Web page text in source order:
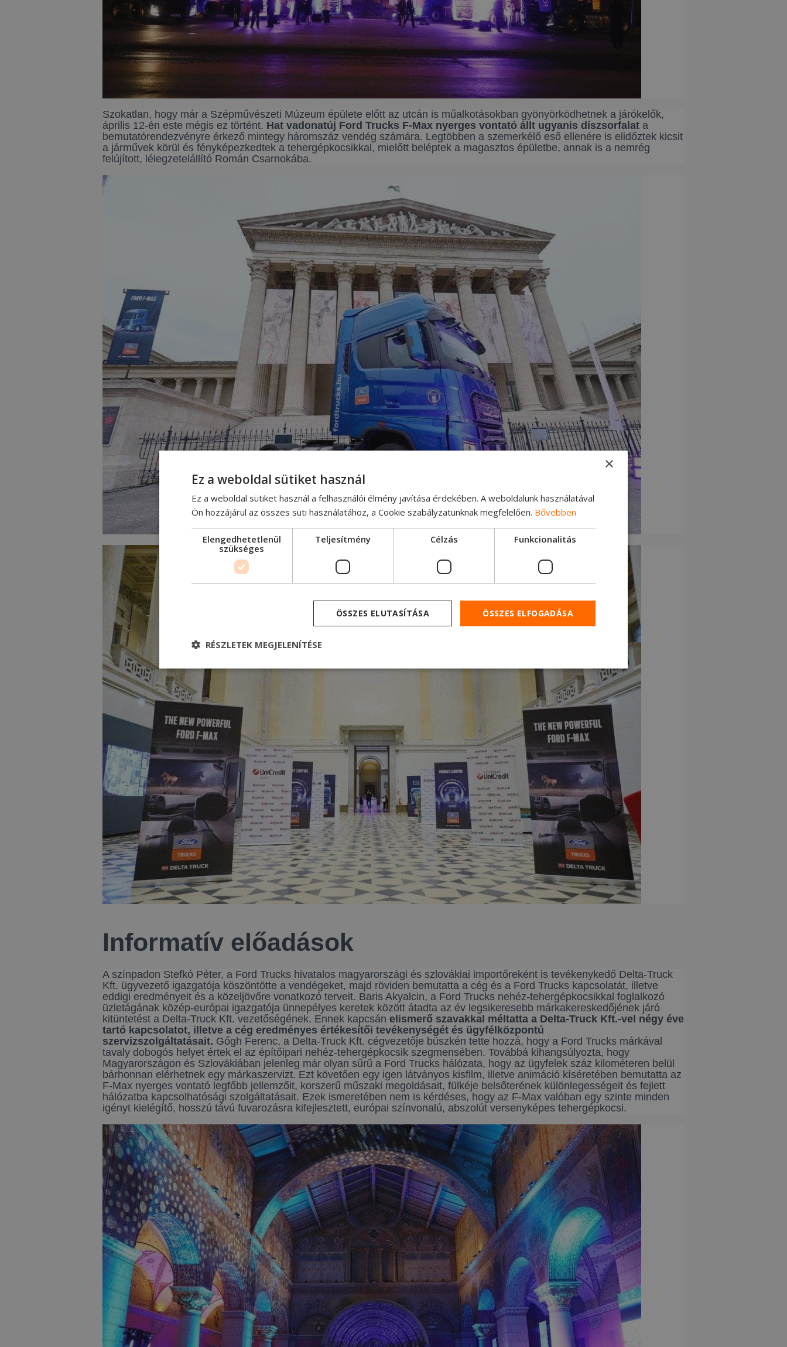
Szokatlan, hogy már a Szépművészeti Múzeum épülete előtt az utcán is műalkotásokban gyönyörködhetnek a járókelők,
április 12-én este mégis ez történt. Hat vadonatúj Ford Trucks F-Max nyerges vontató állt ugyanis díszsorfalata
bemutatórendezvényre érkező mintegy háromszáz vendég számára. Legtöbben a szemerkélő eső ellenére is elidőztek kicsit
a járművek körül és fényképezkedtek a tehergépkocsikkal, mielőtt beléptek a magasztos épületbe, annak is a nemrég
felújított, lélegzetelállító Román Csarnokába.
Informatív előadások
A színpadon Stefkó Péter, a Ford Trucks hivatalos magyarországi és szlovákiai importőreként is tevékenykedő Delta-Truck
Kft. ügyvezető igazgatója köszöntötte a vendégeket, majd röviden bemutatta a cég és a Ford Trucks kapcsolatát, illetve
eddigi eredményeit és a közeljövőre vonatkozó terveit. Baris Akyalcin, a Ford Trucks nehéz-tehergépkocsikkal foglalkozó
üzletágának közép-európai igazgatója ünnepélyes keretek között átadta az év legsikeresebb márkakereskedőjének járó
kitüntetést a Delta-Truck Kft. vezetőségének. Ennek kapcsán elismerő szavakkal méltatta a Delta-Truck Kft.-vel négy éve
tartó kapcsolatot, illetve a cég eredményes értékesítői tevékenységét és ügyfélközpontú
szervizszolgáltatásait. Gőgh Ferenc, a Delta-Truck Kft. cégvezetője büszkén tette hozzá, hogy a Ford Trucks márkával
tavaly dobogós helyet értek el az építőipari nehéz-tehergépkocsik szegmensében. Továbbá kihangsúlyozta, hogy
Magyarországon és Szlovákiában jelenleg már olyan sűrű a Ford Trucks hálózata, hogy az ügyfelek száz kilométeren belül
bárhonnan elérhetnek egy márkaszervizt. Ezt követően egy igen látványos kisfilm, illetve animáció kíséretében bemutatta az
F-Max nyerges vontató legfőbb jellemzőit, korszerű műszaki megoldásait, fülkéje belsőterének különlegességeit és fejlett
hálózatba kapcsolhatósági szolgáltatásait. Ezek ismeretében nem is kérdéses, hogy az F-Max valóban egy szinte minden
igényt kielégítő, hosszú távú fuvarozásra kifejlesztett, európai színvonalú, abszolút versenyképes tehergépkocsi.
×
Ez a weboldal sütiket használ
Ez a weboldal sütiket használ a felhasználói élmény javítása érdekében. A weboldalunk használatával
Ön hozzájárul az összes süti használatához, a Cookie szabályzatunknak megfelelően. Bővebben
Elengedhetetlenül
szükséges
Teljesítmény Célzás Funkcionalitás
ÖSSZES ELFOGADÁSA
ÖSSZES ELUTASÍTÁSA
RÉSZLETEK MEGJELENÍTÉSE